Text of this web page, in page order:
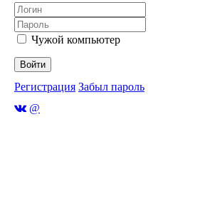
Чужой компьютер
Войти
Регистрация Забыл пароль
@